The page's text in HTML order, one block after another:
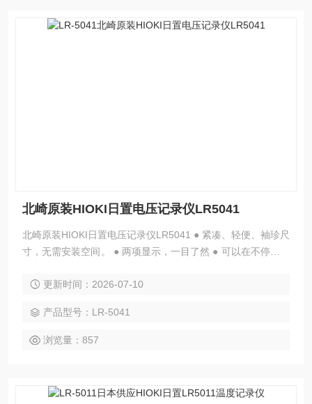
北崎原装HIOKI日置电压记录仪LR5041
北崎原装HIOKI日置电压记录仪LR5041 ● 紧凑、轻便、袖珍尺
寸，无需安装空间。 ● 两项显示，一目了然 ● 可以在不停止记
时更换电池（即使取出电池，录音仍会持续约30秒） ● 记录容
记录模式，记录变化不遗漏。 ● 即使电池电量耗尽，测量数据
也不会丢失。
更新时间：2026-07-10
产品型号：LR-5041
浏览量：857